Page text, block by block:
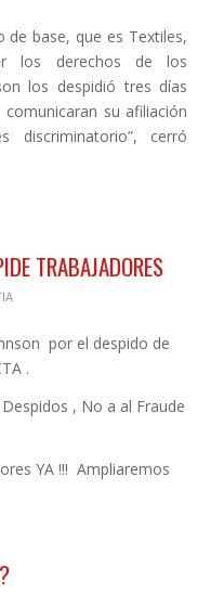
de base, que es Textiles,
los derechos de los
los despidió tres días
su afiliación
cerró
TRABAJADORES
por el despido de
.
, No a al Fraude
YA !!! Ampliaremos